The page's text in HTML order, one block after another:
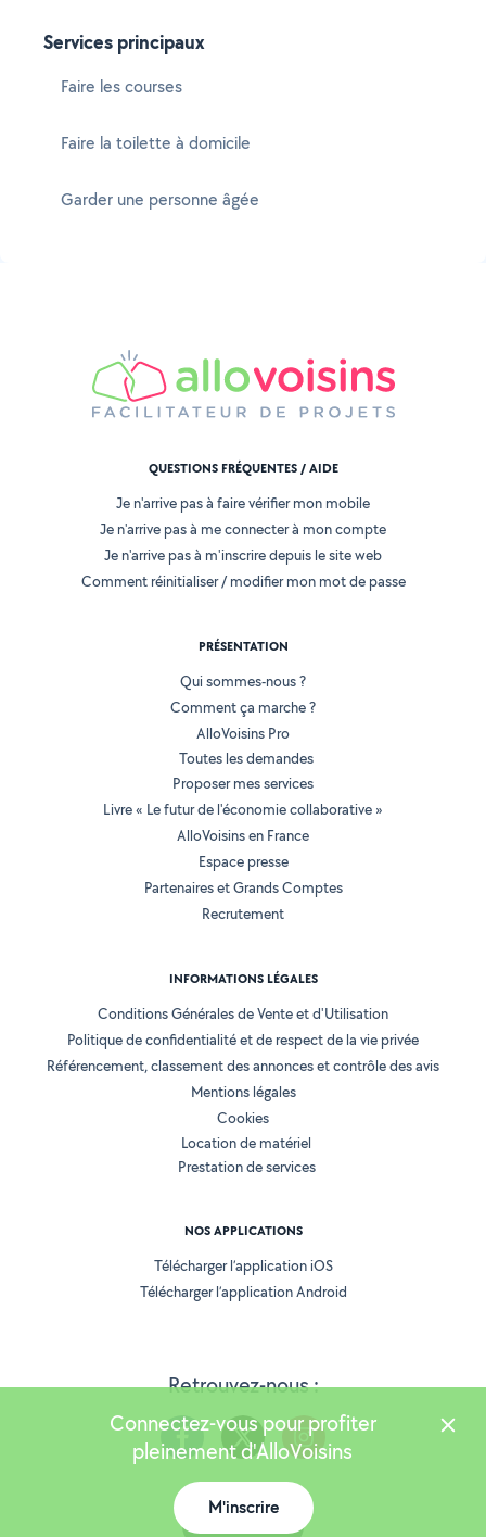
Services principaux
Faire les courses
Faire la toilette à domicile
Garder une personne âgée
Retrouvez-nous :
QUESTIONS FRÉQUENTES / AIDE
Je n'arrive pas à faire vérifier mon mobile
Je n'arrive pas à me connecter à mon compte
Je n'arrive pas à m'inscrire depuis le site web
Comment réinitialiser / modifier mon mot de passe
PRÉSENTATION
Qui sommes-nous ?
Comment ça marche ?
AlloVoisins Pro
Toutes les demandes
Proposer mes services
Livre « Le futur de l'économie collaborative »
AlloVoisins en France
Espace presse
Partenaires et Grands Comptes
Recrutement
INFORMATIONS LÉGALES
Conditions Générales de Vente et d'Utilisation
Politique de confidentialité et de respect de la vie privée
Référencement, classement des annonces et contrôle des avis
Mentions légales
Cookies
Location de matériel
Prestation de services
NOS APPLICATIONS
Télécharger l’application iOS
Télécharger l’application Android
Version 25.5.3
Connectez-vous pour profiter
pleinement d'AlloVoisins
M'inscrire